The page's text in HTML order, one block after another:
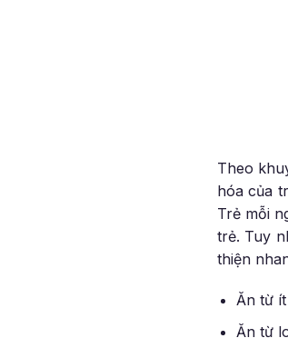
Theo
hóa của
Trẻ mỗi
trẻ. Tuy
thiện
Ăn từ
Ăn từ